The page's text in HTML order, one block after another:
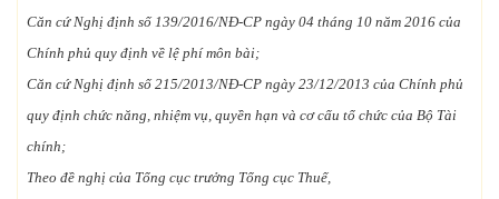
Căn cứ Nghị định số 139/2016/NĐ-CP ngày 04 tháng 10 năm 2016 của
Chính phủ quy định về lệ phí môn bài;
Căn cứ Nghị định số 215/2013/NĐ-CP ngày 23/12/2013 của Chính phủ
quy định chức năng, nhiệm vụ, quyền hạn và cơ cấu tổ chức của Bộ Tài
chính;
Theo đề nghị của Tổng cục trưởng Tổng cục Thuế,